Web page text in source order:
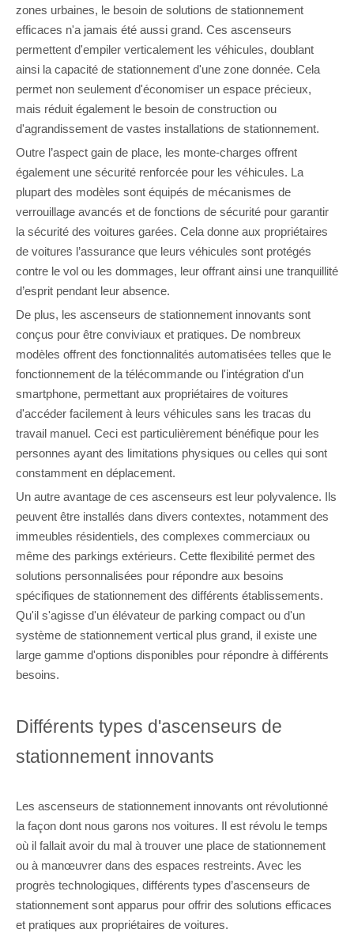
zones urbaines, le besoin de solutions de stationnement
efficaces n'a jamais été aussi grand. Ces ascenseurs
permettent d'empiler verticalement les véhicules, doublant
ainsi la capacité de stationnement d'une zone donnée. Cela
permet non seulement d'économiser un espace précieux,
mais réduit également le besoin de construction ou
d'agrandissement de vastes installations de stationnement.
Outre l’aspect gain de place, les monte-charges offrent
également une sécurité renforcée pour les véhicules. La
plupart des modèles sont équipés de mécanismes de
verrouillage avancés et de fonctions de sécurité pour garantir
la sécurité des voitures garées. Cela donne aux propriétaires
de voitures l’assurance que leurs véhicules sont protégés
contre le vol ou les dommages, leur offrant ainsi une tranquillité
d’esprit pendant leur absence.
De plus, les ascenseurs de stationnement innovants sont
conçus pour être conviviaux et pratiques. De nombreux
modèles offrent des fonctionnalités automatisées telles que le
fonctionnement de la télécommande ou l'intégration d'un
smartphone, permettant aux propriétaires de voitures
d'accéder facilement à leurs véhicules sans les tracas du
travail manuel. Ceci est particulièrement bénéfique pour les
personnes ayant des limitations physiques ou celles qui sont
constamment en déplacement.
Un autre avantage de ces ascenseurs est leur polyvalence. Ils
peuvent être installés dans divers contextes, notamment des
immeubles résidentiels, des complexes commerciaux ou
même des parkings extérieurs. Cette flexibilité permet des
solutions personnalisées pour répondre aux besoins
spécifiques de stationnement des différents établissements.
Qu'il s'agisse d'un élévateur de parking compact ou d'un
système de stationnement vertical plus grand, il existe une
large gamme d'options disponibles pour répondre à différents
besoins.
Différents types d'ascenseurs de
stationnement innovants
Les ascenseurs de stationnement innovants ont révolutionné
la façon dont nous garons nos voitures. Il est révolu le temps
où il fallait avoir du mal à trouver une place de stationnement
ou à manœuvrer dans des espaces restreints. Avec les
progrès technologiques, différents types d’ascenseurs de
stationnement sont apparus pour offrir des solutions efficaces
et pratiques aux propriétaires de voitures.